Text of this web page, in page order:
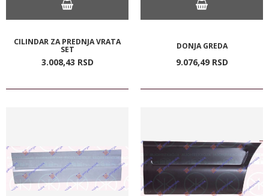
CILINDAR ZA PREDNJA VRATA
SET
3.008,43 RSD
DONJA GREDA
9.076,49 RSD